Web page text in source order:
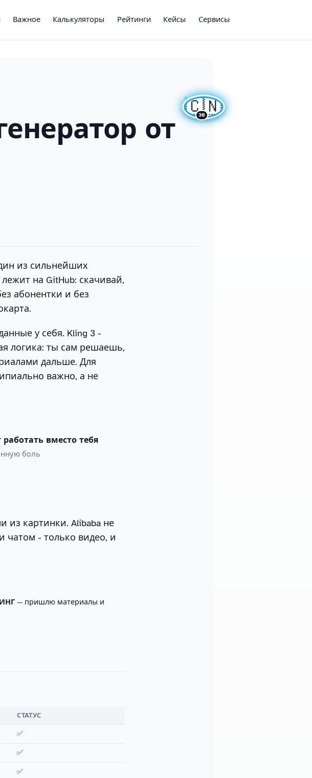
Важное Калькуляторы Рейтинги Кейсы Сервисы
от
из сильнейших
на GitHub: скачивай,
абонентки и без
у себя. Kling 3 -
логика: ты сам решаешь,
дальше. Для
важно, а не
вместо тебя
боль
из картинки. Alibaba не
чатом - только видео, и
— пришлю материалы и
СТАТУС
✅
✅
✅
🇨🇳
30